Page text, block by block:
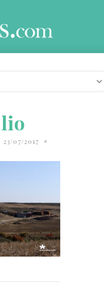
23/07/2017 •